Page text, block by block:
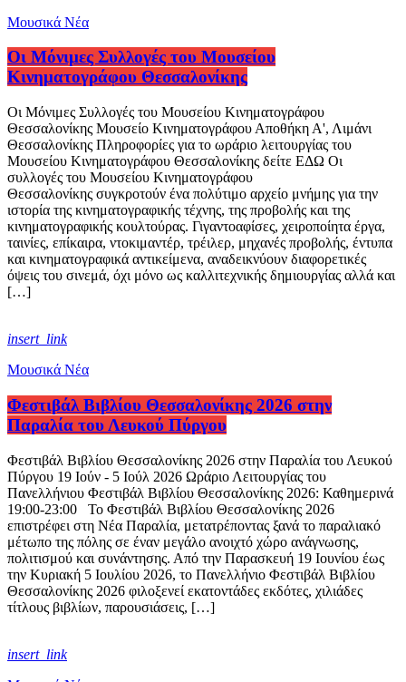
Μουσικά Νέα
Οι Μόνιμες Συλλογές του Μουσείου
Κινηματογράφου Θεσσαλονίκης
Οι Μόνιμες Συλλογές του Μουσείου Κινηματογράφου
Θεσσαλονίκης Μουσείο Κινηματογράφου Αποθήκη Α', Λιμάνι
Θεσσαλονίκης Πληροφορίες για το ωράριο λειτουργίας του
Μουσείου Κινηματογράφου Θεσσαλονίκης δείτε ΕΔΩ Οι
συλλογές του Μουσείου Κινηματογράφου
Θεσσαλονίκης συγκροτούν ένα πολύτιμο αρχείο μνήμης για την
ιστορία της κινηματογραφικής τέχνης, της προβολής και της
κινηματογραφικής κουλτούρας. Γιγαντοαφίσες, χειροποίητα έργα,
ταινίες, επίκαιρα, ντοκιμαντέρ, τρέιλερ, μηχανές προβολής, έντυπα
και κινηματογραφικά αντικείμενα, αναδεικνύουν διαφορετικές
όψεις του σινεμά, όχι μόνο ως καλλιτεχνικής δημιουργίας αλλά και
[…]
insert_link
Μουσικά Νέα
Φεστιβάλ Βιβλίου Θεσσαλονίκης 2026 στην
Παραλία του Λευκού Πύργου
Φεστιβάλ Βιβλίου Θεσσαλονίκης 2026 στην Παραλία του Λευκού
Πύργου 19 Ιούν - 5 Ιούλ 2026 Ωράριο Λειτουργίας του
Πανελλήνιου Φεστιβάλ Βιβλίου Θεσσαλονίκης 2026: Καθημερινά
19:00-23:00 Το Φεστιβάλ Βιβλίου Θεσσαλονίκης 2026
επιστρέφει στη Νέα Παραλία, μετατρέποντας ξανά το παραλιακό
μέτωπο της πόλης σε έναν μεγάλο ανοιχτό χώρο ανάγνωσης,
πολιτισμού και συνάντησης. Από την Παρασκευή 19 Ιουνίου έως
την Κυριακή 5 Ιουλίου 2026, το Πανελλήνιο Φεστιβάλ Βιβλίου
Θεσσαλονίκης 2026 φιλοξενεί εκατοντάδες εκδότες, χιλιάδες
τίτλους βιβλίων, παρουσιάσεις, […]
insert_link